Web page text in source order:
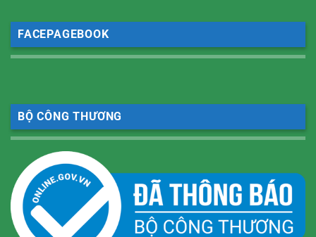
FACEPAGEBOOK
BỘ CÔNG THƯƠNG